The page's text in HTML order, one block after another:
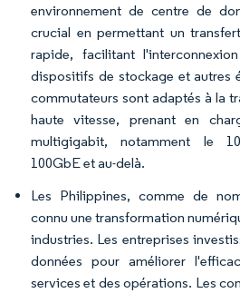
environnement de centre de
crucial en permettant un
rapide, facilitant
dispositifs de stockage et autres
commutateurs sont adaptés à la
haute vitesse, prenant en
multigigabit, notamment le
100GbE et au-delà.
Les Philippines, comme de
connu une transformation
industries. Les entreprises
données pour améliorer
services et des opérations. Les